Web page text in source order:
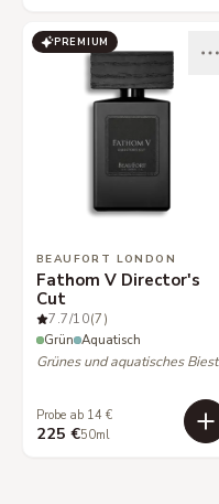
PREMIUM
BEAUFORT LONDON
Fathom V Director's
Cut
7.7/10(7)
Grün Aquatisch
Grünes und aquatisches Biest
Probe ab 14 €
225 €50ml